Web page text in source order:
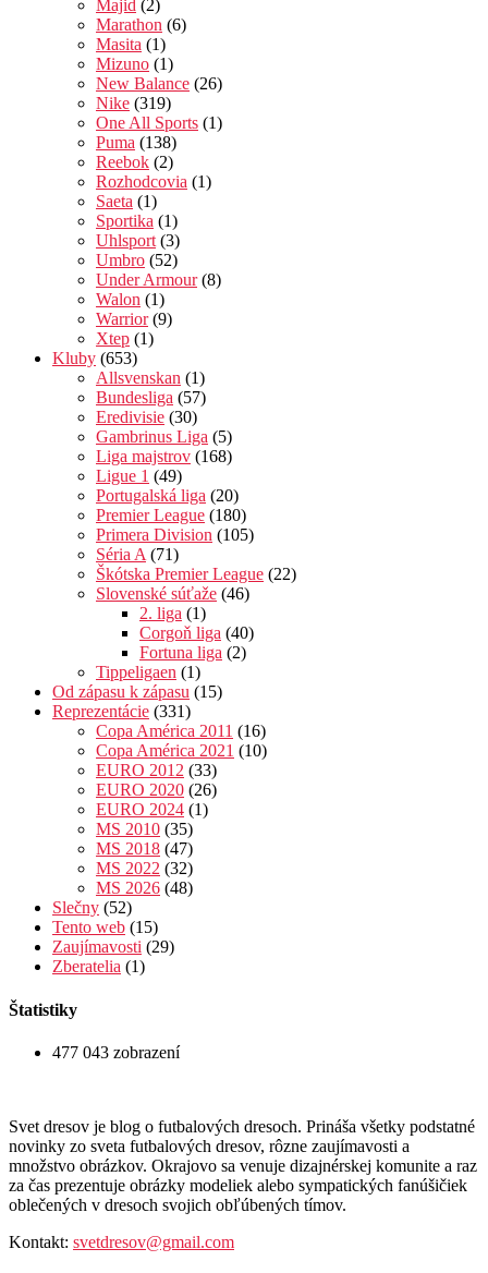
Majid (2)
Marathon (6)
Masita (1)
Mizuno (1)
New Balance (26)
Nike (319)
One All Sports (1)
Puma (138)
Reebok (2)
Rozhodcovia (1)
Saeta (1)
Sportika (1)
Uhlsport (3)
Umbro (52)
Under Armour(8)
Walon (1)
Warrior(9)
Xtep (1)
Kluby (653)
Allsvenskan (1)
Bundesliga (57)
Eredivisie (30)
Gambrinus Liga (5)
Liga majstrov (168)
Ligue 1 (49)
Portugalská liga (20)
Premier League (180)
Primera Division (105)
Séria A (71)
Škótska Premier League (22)
Slovenské súťaže (46)
2. liga (1)
Corgoň liga (40)
Fortuna liga (2)
Tippeligaen (1)
Od zápasu k zápasu (15)
Reprezentácie (331)
Copa América 2011 (16)
Copa América 2021 (10)
EURO 2012 (33)
EURO 2020 (26)
EURO 2024 (1)
MS 2010 (35)
MS 2018 (47)
MS 2022 (32)
MS 2026 (48)
Slečny (52)
Tento web (15)
Zaujímavosti (29)
Zberatelia (1)
Štatistiky
477 043 zobrazení
Svet dresov je blog o futbalových dresoch. Prináša všetky podstatné
novinky zo sveta futbalových dresov, rôzne zaujímavosti a
množstvo obrázkov. Okrajovo sa venuje dizajnérskej komunite a raz
za čas prezentuje obrázky modeliek alebo sympatických fanúšičiek
oblečených v dresoch svojich obľúbených tímov.
Kontakt: svetdresov@gmail.com